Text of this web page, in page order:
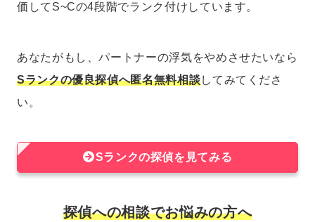
価してS~Cの4段階でランク付けしています。
あなたがもし、パートナーの浮気をやめさせたいなら
Sランクの優良探偵へ匿名無料相談してみてくださ
い。
Sランクの探偵を見てみる
探偵への相談でお悩みの方へ